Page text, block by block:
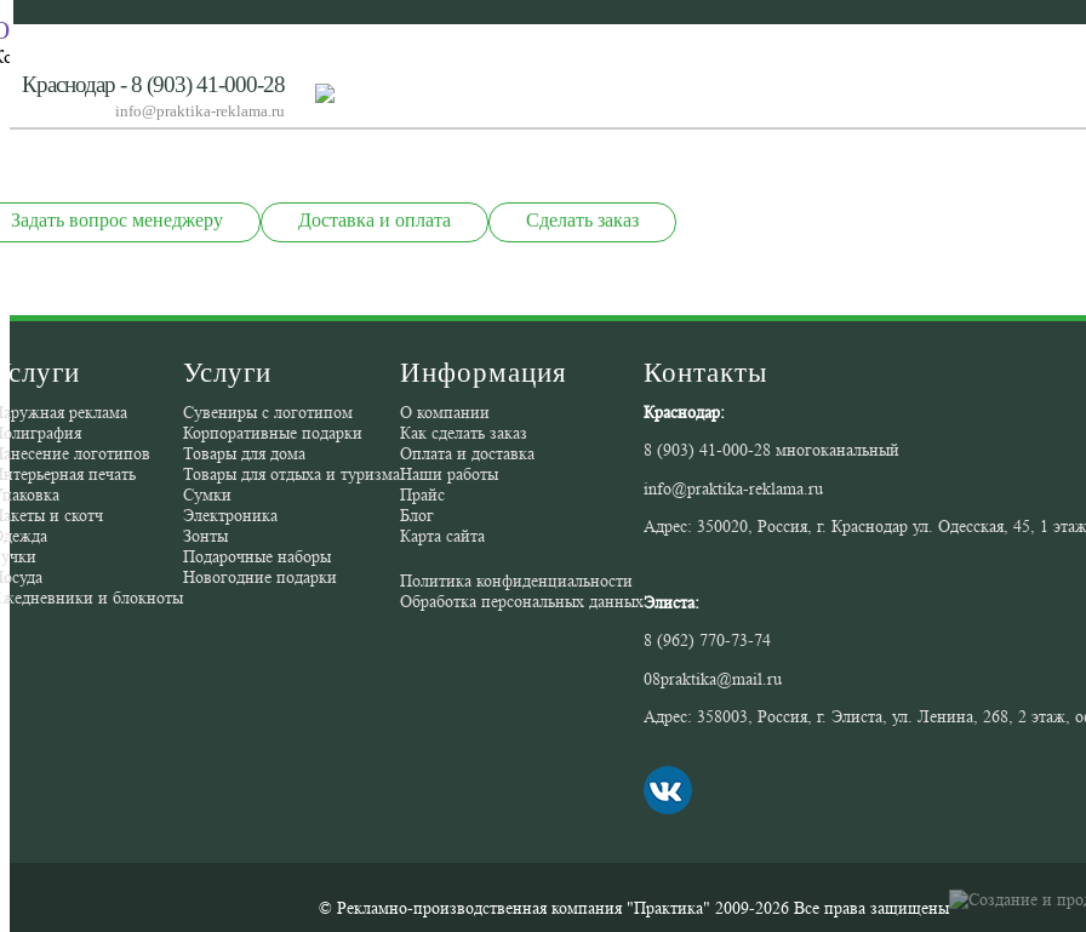
Краснодар - 8 (903) 41-000-28
info@praktika-reklama.ru
с покрытием soft-touch (софт-тач). Механизм ручки: поворотный на 90 градусов. Стержень легко поменять.
Задать вопрос менеджеру Доставка и оплата Сделать заказ
реклама
логотипов
печать
и скотч
и блокноты
Услуги
Сувениры с логотипом
Корпоративные подарки
Товары для дома
Товары для отдыха и туризма
Сумки
Электроника
Зонты
Подарочные наборы
Новогодние подарки
Информация
О компании
Как сделать заказ
Оплата и доставка
Наши работы
Прайс
Блог
Карта сайта
Политика конфиденциальности
Обработка персональных данных
Контакты
Краснодар:
8 (903) 41-000-28 многоканальный
info@praktika-reklama.ru
Адрес: 350020, Россия, г. Краснодар ул. Одесская, 45, 1
Элиста:
8 (962) 770-73-74
08praktika@mail.ru
Адрес:​ 358003, Россия, г. Элиста, ул. Ленина, 268, 2 этаж,
© Рекламно-производственная компания "Практика" 2009-2026 Все права защищены